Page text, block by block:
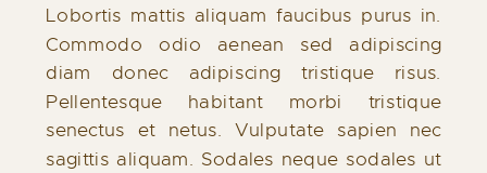
Lobortis mattis aliquam faucibus purus in.
Commodo odio aenean sed adipiscing
diam donec adipiscing tristique risus.
Pellentesque habitant morbi tristique
senectus et netus. Vulputate sapien nec
sagittis aliquam. Sodales neque sodales ut